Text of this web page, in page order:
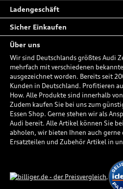
Ladengeschäft
Sicher Einkaufen
Über uns
Wir sind Deutschlands größtes Audi
mehrfach mit verschiedenen
ausgezeichnet worden. Bereits seit
Kunden in Deutschland. Profitieren
How. Alle Produkte sind innerhalb
Zudem kaufen Sie bei uns zum
Essen Shop. Gerne stehen wir als
Audi bereit. Alle Artikel können Sie
abholen, wir bieten Ihnen auch gerne
Ersatzteilen und Zubehör Artikel in